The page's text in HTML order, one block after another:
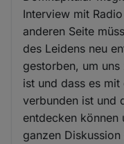
Interview mit
anderen Seite
des Leidens neu
gestorben, um
ist und dass es
verbunden ist und
entdecken können
ganzen